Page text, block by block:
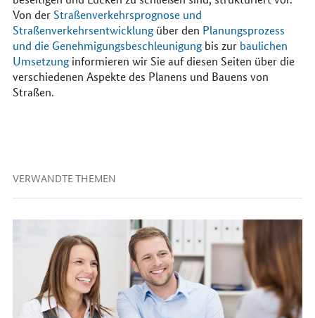
Von der Straßenverkehrsprognose und
Straßenverkehrsentwicklungüber den Planungsprozess
und die Genehmigungsbeschleunigungbis zur baulichen
Umsetzunginformieren wir Sie auf diesen Seiten über die
verschiedenen Aspekte des Planens und Bauens von
Straßen.
VERWANDTE THEMEN